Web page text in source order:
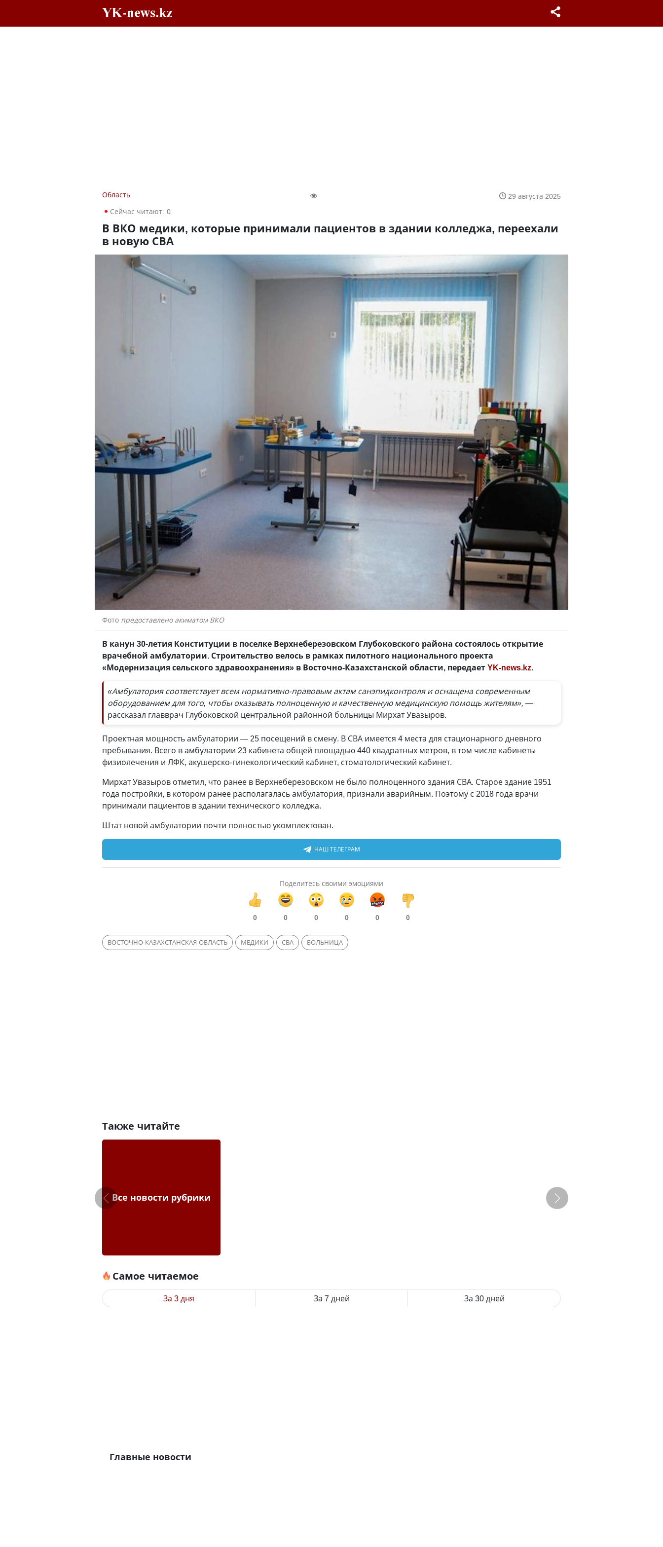
Область
29 августа 2025
Сейчас читают: 0
В ВКО медики, которые принимали пациентов в здании колледжа, переехали
в новую СВА
Фото предоставлено акиматом ВКО
В канун 30-летия Конституции в поселке Верхнеберезовском Глубоковского района состоялось открытие
врачебной амбулатории. Строительство велось в рамках пилотного национального проекта
«Модернизация сельского здравоохранения» в Восточно-Казахстанской области, передаетYK-news.kz.
«Амбулатория соответствует всем нормативно-правовым актам санэпидконтроля и оснащена современным
оборудованием для того, чтобы оказывать полноценную и качественную медицинскую помощь жителям», —
рассказал главврач Глубоковской центральной районной больницы Мирхат Увазыров.
Проектная мощность амбулатории —25 посещений в смену. В СВА имеется 4 места для стационарного дневного
пребывания. Всего в амбулатории 23 кабинета общей площадью 440 квадратных метров, в том числе кабинеты
физиолечения и ЛФК, акушерско-гинекологический кабинет, стоматологический кабинет.
Мирхат Увазыров отметил, что ранее в Верхнеберезовском не было полноценного здания СВА. Старое здание 1951
года постройки, в котором ранее располагалась амбулатория, признали аварийным. Поэтому с 2018 года врачи
принимали пациентов в здании технического колледжа.
Штат новой амбулатории почти полностью укомплектован.
НАШ ТЕЛЕГРАМ
Поделитесь своими эмоциями
0 0 0 0 0 0
ВОСТОЧНО-КАЗАХСТАНСКАЯ ОБЛАСТЬ МЕДИКИ СВА БОЛЬНИЦА
Также читайте
Все новости рубрики
Самое читаемое
За 3 дня За 7 дней За 30 дней
Главные новости